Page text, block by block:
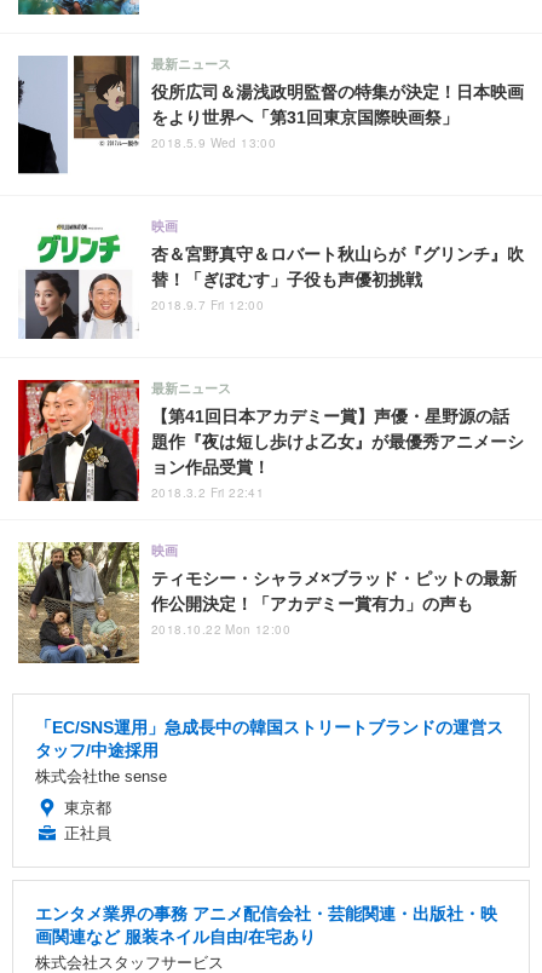
役所広司＆湯浅政明監督の特集が決定！日本映画
をより世界へ「第31回東京国際映画祭」
最新ニュース
2018.5.9 Wed 13:00
杏＆宮野真守＆ロバート秋山らが『グリンチ』吹
替！「ぎぼむす」子役も声優初挑戦
映画
2018.9.7 Fri 12:00
【第41回日本アカデミー賞】声優・星野源の話
題作『夜は短し歩けよ乙女』が最優秀アニメーシ
ョン作品受賞！
最新ニュース
2018.3.2 Fri 22:41
ティモシー・シャラメ×ブラッド・ピットの最新
作公開決定！「アカデミー賞有力」の声も
映画
2018.10.22 Mon 12:00
「EC/SNS運用」急成長中の韓国ストリートブランドの運営ス
タッフ/中途採用
株式会社the sense
東京都
正社員
エンタメ業界の事務 アニメ配信会社・芸能関連・出版社・映
画関連など 服装ネイル自由/在宅あり
株式会社スタッフサービス